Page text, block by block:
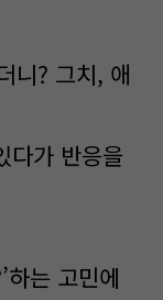
니? 그치, 애
다가 반응을
하는 고민에